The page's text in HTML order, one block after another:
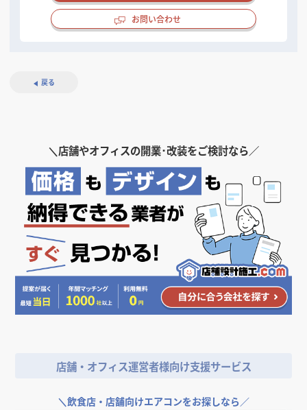
お問い合わせ
戻る
＼店舗やオフィスの開業･改装をご検討なら／
店舗・オフィス運営者様向け支援サービス
＼飲食店・店舗向けエアコンをお探しなら／